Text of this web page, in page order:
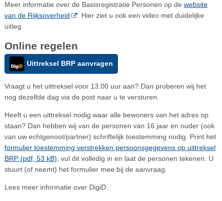
Meer informatie over de Basisregistratie Personen op de website
van de Rijksoverheid
. Hier ziet u ook een video met duidelijke
uitleg.
Online regelen
Uittreksel BRP aanvragen
Vraagt u het uittreksel voor 13.00 uur aan? Dan proberen wij het
nog dezelfde dag via de post naar u te versturen.
Heeft u een uittreksel nodig waar alle bewoners van het adres op
staan? Dan hebben wij van de personen van 16 jaar en ouder (ook
van uw echtgenoot/partner) schriftelijk toestemming nodig. Print het
formulier toestemming verstrekken persoonsgegevens op uittreksel
BRP (pdf, 53 kB) , vul dit volledig in en laat de personen tekenen. U
stuurt (of neemt) het formulier mee bij de aanvraag.
Lees meer informatie over DigiD.